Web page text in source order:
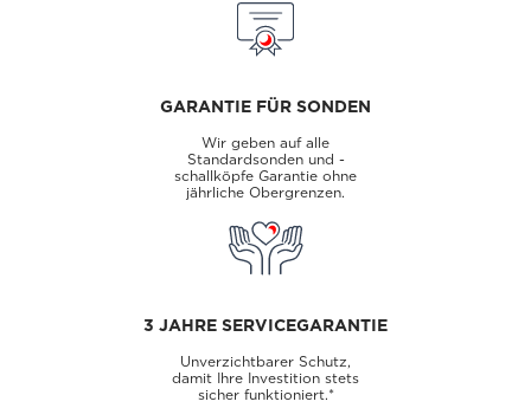
GARANTIE FÜR SONDEN
Wir geben auf alle
Standardsonden und -
schallköpfe Garantie ohne
jährliche Obergrenzen.
3 JAHRE SERVICEGARANTIE
Unverzichtbarer Schutz,
damit Ihre Investition stets
sicher funktioniert.*